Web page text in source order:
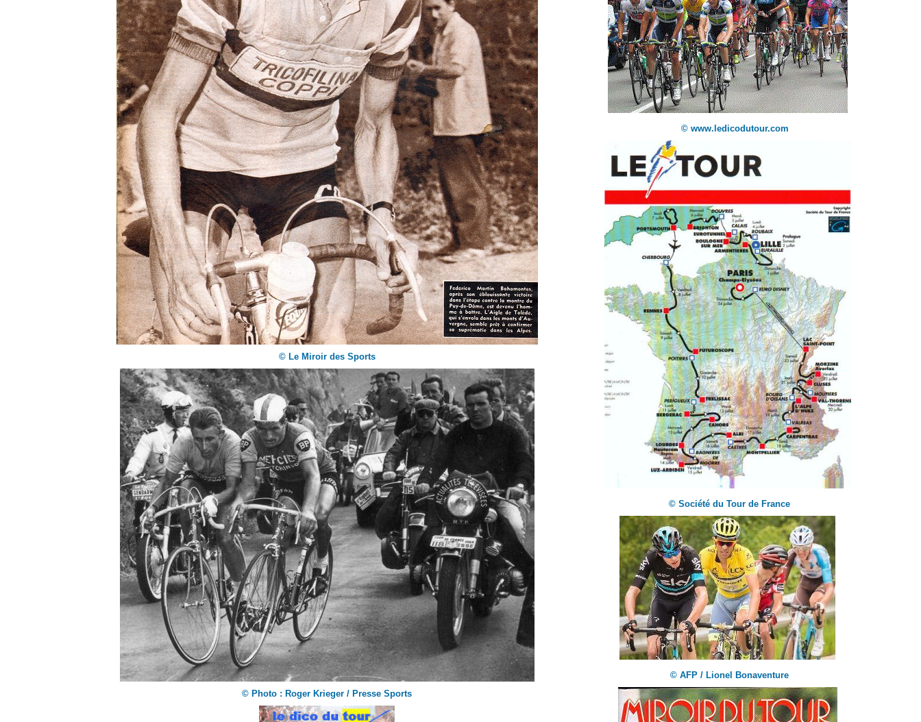
© Le Miroir des Sports
© Photo : Roger Krieger / Presse Sports
© www.ledicodutour.com
© Société du Tour de France
© AFP / Lionel Bonaventure